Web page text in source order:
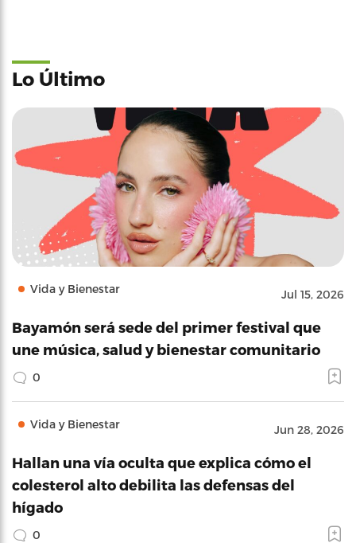
Lo Último
Vida y Bienestar Jul 15, 2026
Bayamón será sede del primer festival que
une música, salud y bienestar comunitario
0
Vida y Bienestar Jun 28, 2026
Hallan una vía oculta que explica cómo el
colesterol alto debilita las defensas del
hígado
0